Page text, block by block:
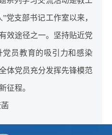
党支部书记工作室以来，
效途径之一。坚持贴近党
党员教育的吸引力和感染
体党员充分发挥先锋模范
征程。